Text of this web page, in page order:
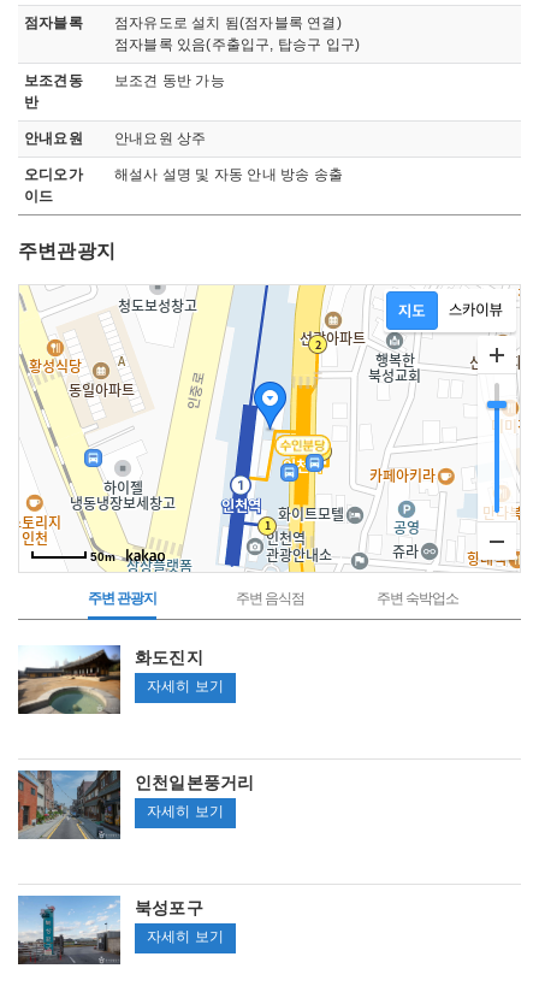
점자블록
점자유도로 설치 됨(점자블록 연결)
점자블록 있음(주출입구, 탑승구 입구)
보조견동
반
보조견 동반 가능
안내요원 안내요원 상주
오디오가
이드
해설사 설명 및 자동 안내 방송 송출
주변관광지
지도영역
50m
주변 관광지 주변 음식점 주변 숙박업소
주
관
광
지
화도진지
화
자세히 보기
인천일본풍거리
인
풍
거
자세히 보기
북성포구
북
자세히 보기